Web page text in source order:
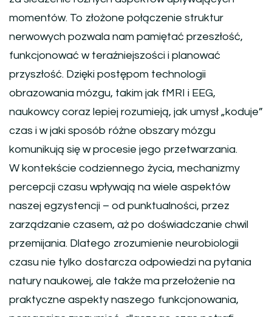
momentów. To złożone połączenie struktur
nerwowych pozwala nam pamiętać przeszłość,
funkcjonować w teraźniejszości i planować
przyszłość. Dzięki postępom technologii
obrazowania mózgu, takim jak fMRI i EEG,
naukowcy coraz lepiej rozumieją, jak umysł „koduje”
czas i w jaki sposób różne obszary mózgu
komunikują się w procesie jego przetwarzania.
W kontekście codziennego życia, mechanizmy
percepcji czasu wpływają na wiele aspektów
naszej egzystencji – od punktualności, przez
zarządzanie czasem, aż po doświadczanie chwil
przemijania. Dlatego zrozumienie neurobiologii
czasu nie tylko dostarcza odpowiedzi na pytania
natury naukowej, ale także ma przełożenie na
praktyczne aspekty naszego funkcjonowania,